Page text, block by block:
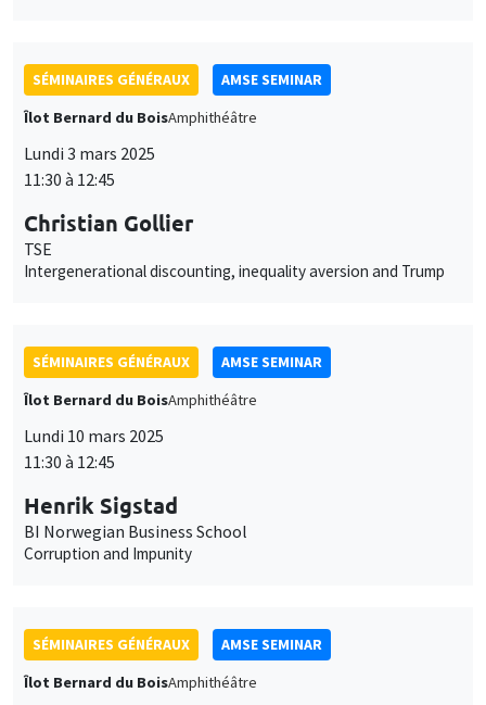
SÉMINAIRES GÉNÉRAUX
AMSE SEMINAR
Îlot Bernard du BoisAmphithéâtre
Lundi 3 mars 2025
11:30 à 12:45
Christian Gollier
TSE
Intergenerational discounting, inequality aversion and Trump
SÉMINAIRES GÉNÉRAUX
AMSE SEMINAR
Îlot Bernard du BoisAmphithéâtre
Lundi 10 mars 2025
11:30 à 12:45
Henrik Sigstad
BI Norwegian Business School
Corruption and Impunity
SÉMINAIRES GÉNÉRAUX
AMSE SEMINAR
Îlot Bernard du BoisAmphithéâtre